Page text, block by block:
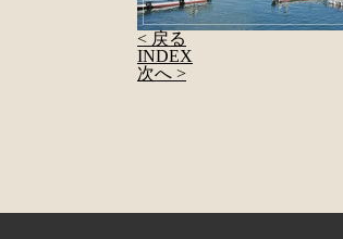
< 戻る
INDEX
次へ >